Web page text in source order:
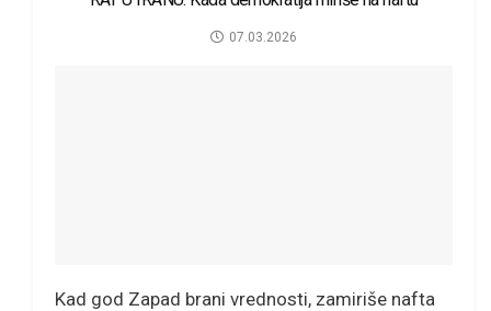
07.03.2026
Kad god Zapad brani vrednosti, zamiriše nafta